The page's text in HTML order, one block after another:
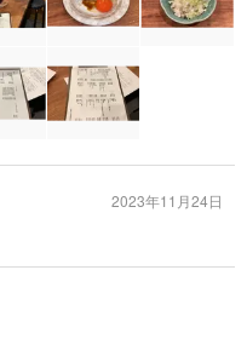
2023年11月24日